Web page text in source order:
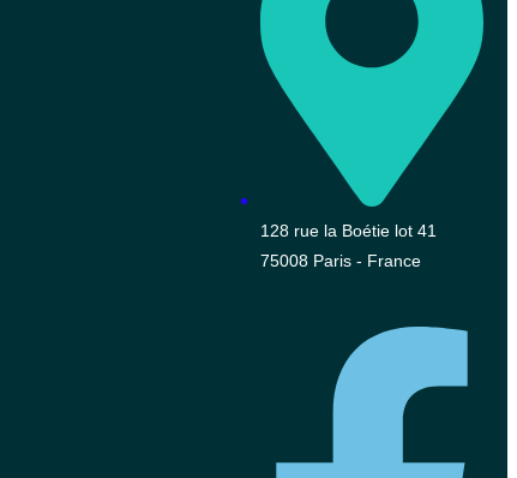
128 rue la Boétie lot 41
75008 Paris - France